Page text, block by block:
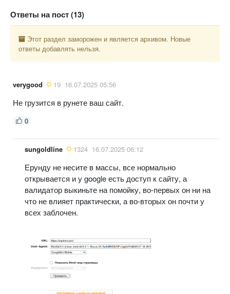
Ответы на пост (13)
Этот раздел заморожен и является архивом. Новые
ответы добавлять нельзя.
verygood 19 16.07.2025 05:56
Не грузится в рунете ваш сайт.
0
sungoldline 1324 16.07.2025 06:12
Ерунду не несите в массы, все нормально
открывается и у google есть доступ к сайту, а
валидатор выкиньте на помойку, во-первых он ни на
что не влияет практически, а во-вторых он почти у
всех заблочен.